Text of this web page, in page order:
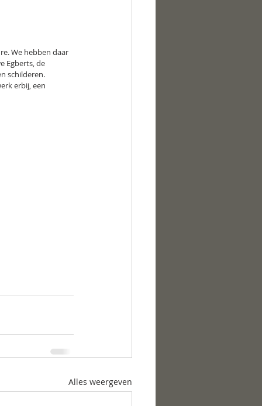
We hebben daar
Egberts, de
schilderen.
erbij, een
Alles weergeven